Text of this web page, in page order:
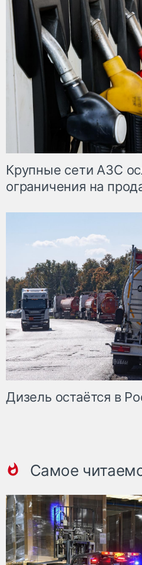
Крупные сети АЗС
ограничения на
Дизель остаётся в
Самое